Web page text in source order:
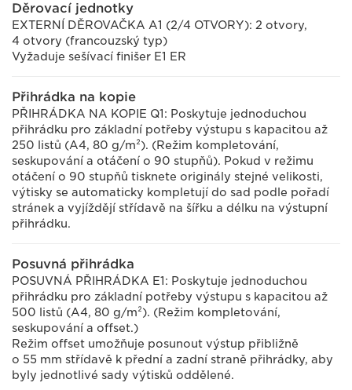
Děrovací jednotky
EXTERNÍ DĚROVAČKA A1 (2/4 OTVORY): 2 otvory,
4 otvory (francouzský typ)
Vyžaduje sešívací finišer E1 ER
Přihrádka na kopie
PŘIHRÁDKA NA KOPIE Q1: Poskytuje jednoduchou
přihrádku pro základní potřeby výstupu s kapacitou až
250 listů (A4, 80 g/m²). (Režim kompletování,
seskupování a otáčení o 90 stupňů). Pokud v režimu
otáčení o 90 stupňů tisknete originály stejné velikosti,
výtisky se automaticky kompletují do sad podle pořadí
stránek a vyjíždějí střídavě na šířku a délku na výstupní
přihrádku.
Posuvná přihrádka
POSUVNÁ PŘIHRÁDKA E1: Poskytuje jednoduchou
přihrádku pro základní potřeby výstupu s kapacitou až
500 listů (A4, 80 g/m²). (Režim kompletování,
seskupování a offset.)
Režim offset umožňuje posunout výstup přibližně
o 55 mm střídavě k přední a zadní straně přihrádky, aby
byly jednotlivé sady výtisků oddělené.